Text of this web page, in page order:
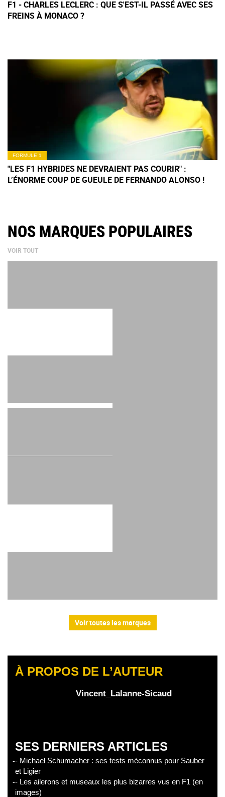
F1 - CHARLES LECLERC : QUE S'EST-IL PASSÉ AVEC SES
FREINS À MONACO ?
FORMULE 1
"LES F1 HYBRIDES NE DEVRAIENT PAS COURIR" :
L’ÉNORME COUP DE GUEULE DE FERNANDO ALONSO !
NOS MARQUES POPULAIRES
VOIR TOUT
Voir toutes les marques
À PROPOS DE L’AUTEUR
Vincent_Lalanne-Sicaud
SES DERNIERS ARTICLES
- Michael Schumacher : ses tests méconnus pour Sauber
et Ligier
- Les ailerons et museaux les plus bizarres vus en F1 (en
images)